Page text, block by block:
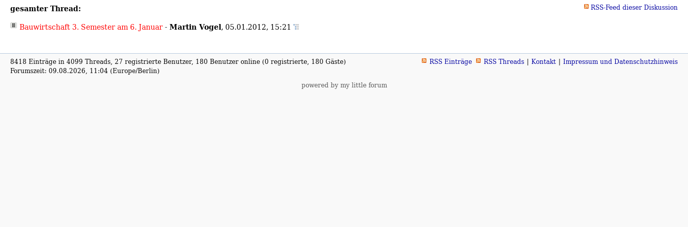
gesamter Thread: RSS-Feed dieser Diskussion
Bauwirtschaft 3. Semester am 6. Januar- Martin Vogel, 05.01.2012, 15:21
8418 Einträge in 4099 Threads, 27 registrierte Benutzer, 180 Benutzer online (0 registrierte, 180 Gäste)
Forumszeit: 09.08.2026, 11:04 (Europe/Berlin)
RSS Einträge RSS Threads Kontakt Impressum und Datenschutzhinweis
powered by my little forum